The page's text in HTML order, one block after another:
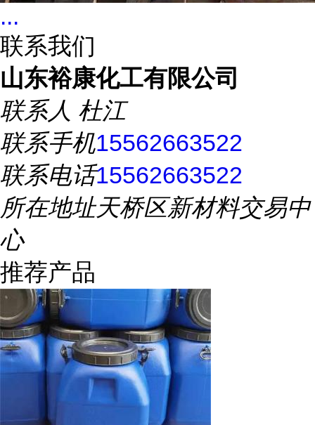
...
联系我们
山东裕康化工有限公司
联系人 杜江
联系手机15562663522
联系电话15562663522
所在地址天桥区新材料交易中
心
推荐产品